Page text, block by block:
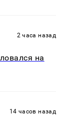
2 часа назад
на
14 часов назад